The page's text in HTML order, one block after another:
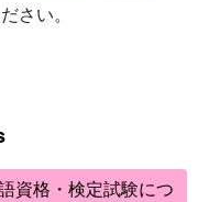
さい。
資格・検定試験につ